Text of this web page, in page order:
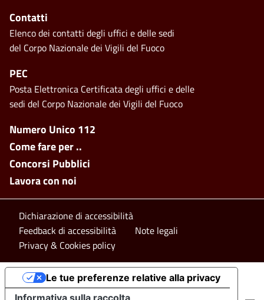
Footer side menu
Numero Unico 112
Come fare per ..
Concorsi Pubblici
Lavora con noi
Contatti
Elenco dei contatti degli uffici e delle sedi
del Corpo Nazionale dei Vigili del Fuoco
PEC
Posta Elettronica Certificata degli uffici e delle
sedi del Corpo Nazionale dei Vigili del Fuoco
Footer bottom
Dichiarazione di accessibilità
Feedback di accessibilità
Note legali
Privacy & Cookies policy
Le tue preferenze relative alla privacy